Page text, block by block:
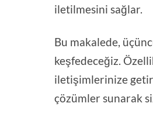
iletilmesini sağlar.
Bu makalede,
keşfedeceğiz.
iletişimlerinize
çözümler sunarak